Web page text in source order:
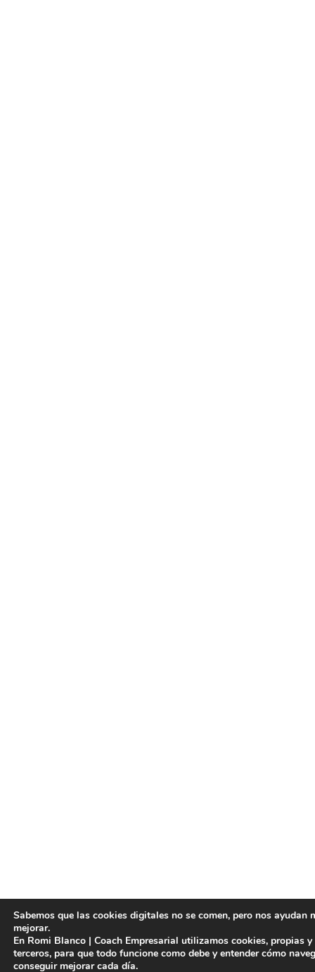
Sabemos que las cookies digitales no se comen, pero nos ayudan
mejorar.
En Romi Blanco | Coach Empresarial utilizamos cookies, propias y
terceros, para que todo funcione como debe y entender cómo
conseguir mejorar cada día.